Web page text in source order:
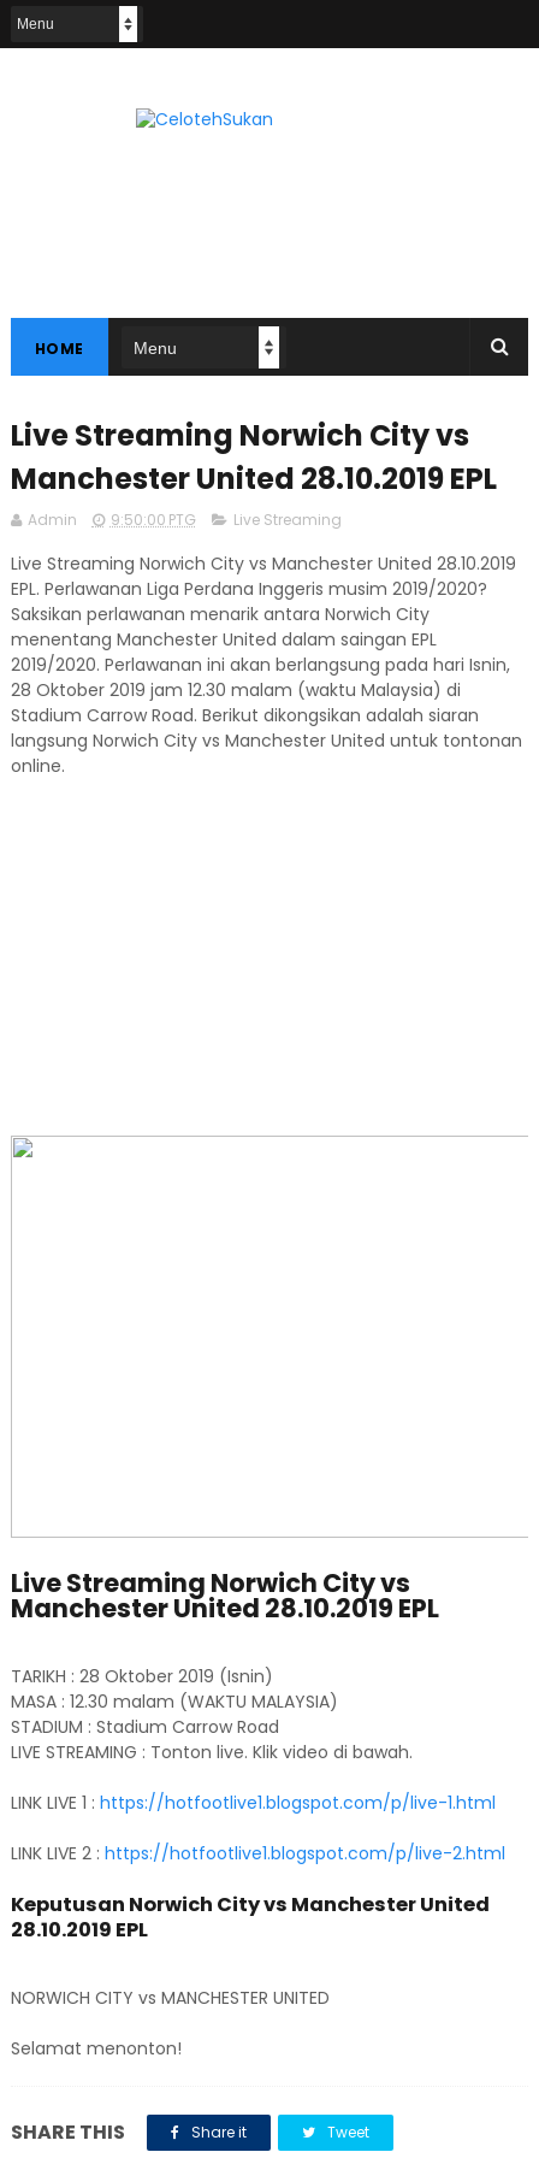
HOME
Live Streaming Norwich City vs
Manchester United 28.10.2019 EPL
Admin 9:50:00 PTG Live Streaming
Live Streaming Norwich City vs Manchester United 28.10.2019
EPL. Perlawanan Liga Perdana Inggeris musim 2019/2020?
Saksikan perlawanan menarik antara Norwich City
menentang Manchester United dalam saingan EPL
2019/2020. Perlawanan ini akan berlangsung pada hari Isnin,
28 Oktober 2019 jam 12.30 malam (waktu Malaysia) di
Stadium Carrow Road. Berikut dikongsikan adalah siaran
langsung Norwich City vs Manchester United untuk tontonan
online.
Live Streaming Norwich City vs
Manchester United 28.10.2019 EPL
TARIKH : 28 Oktober 2019 (Isnin)
MASA : 12.30 malam (WAKTU MALAYSIA)
STADIUM : Stadium Carrow Road
LIVE STREAMING : Tonton live. Klik video di bawah.
LINK LIVE 1 : https://hotfootlive1.blogspot.com/p/live-1.html
LINK LIVE 2 : https://hotfootlive1.blogspot.com/p/live-2.html
Keputusan Norwich City vs Manchester United
28.10.2019 EPL
NORWICH CITY vs MANCHESTER UNITED
Selamat menonton!
SHARE THIS Share it Tweet